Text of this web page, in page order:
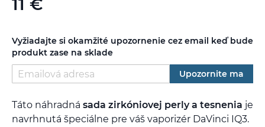
11 €
Vyžiadajte si okamžité upozornenie cez email keď bude
produkt zase na sklade
Upozornite ma
Táto náhradná sada zirkóniovej perly a tesnenia je
navrhnutá špeciálne pre váš vaporizér DaVinci IQ3.
obrázkov